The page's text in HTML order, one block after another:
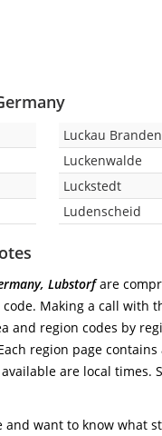
Luckau
Luckenwalde
Luckstedt
Ludenscheid
Lubstorfare
Making a call with
and region codes by
region page
are local times.
want to know what